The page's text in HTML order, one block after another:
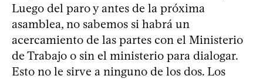
Luego del paro y antes de la próxima
asamblea, no sabemos si habrá un
acercamiento de las partes con el Ministerio
de Trabajo o sin el ministerio para dialogar.
Esto no le sirve a ninguno de los dos. Los